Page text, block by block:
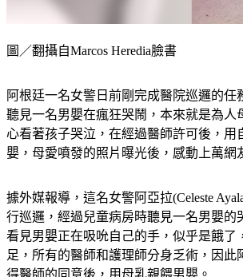
聽見一名男嬰在瘋狂哭鬧，本來就是為人
心看著孩子哭泣，在經過醫師許可後，用
嬰，母愛噴發的照片曝光後，感動上萬網
行巡邏，經過兒童病房時聽見一名男嬰的
看見男嬰正在吸吮自己的手，似乎是餓了
足，所有的醫師和護理師分身乏術，因此
得醫師的同意後，用母乳親餵男嬰。